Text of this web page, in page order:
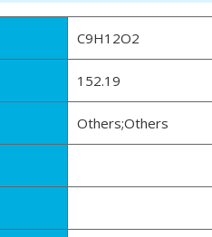
C9H12O2
152.19
Others;Others